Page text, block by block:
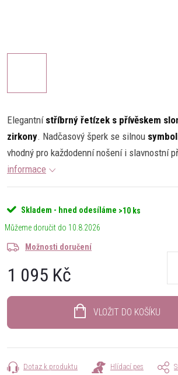
Elegantní stříbrný řetízek s přívěskem
zirkony. Nadčasový šperk se silnou
vhodný pro každodenní nošení i slavnostní
informace
Skladem - hned odesíláme >10 ks
10.8.2026
Možnosti doručení
1 095 Kč
VLOŽIT DO KOŠÍKU
Dotaz k produktu Hlídací pes